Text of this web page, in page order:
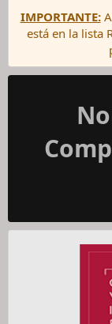
IMPORTANTE:
está en la lista